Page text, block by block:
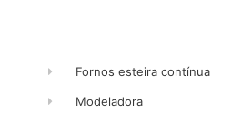
Fornos esteira contínua
Modeladora